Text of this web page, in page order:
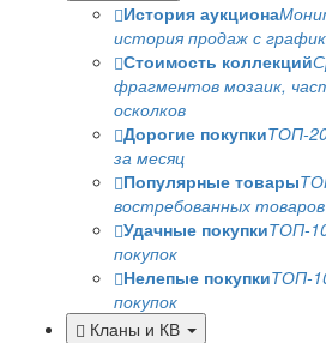
История аукциона
история продаж с
Стоимость коллекций
фрагментов мозаик,
осколков
Дорогие покупкиТОП-
за месяц
Популярные товары
востребованных
Удачные покупкиТОП-
покупок
Нелепые покупкиТОП-
покупок
Кланы и КВ